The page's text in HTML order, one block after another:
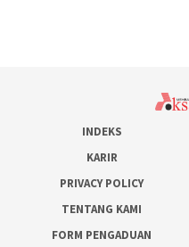
INDEKS
KARIR
PRIVACY POLICY
TENTANG KAMI
FORM PENGADUAN